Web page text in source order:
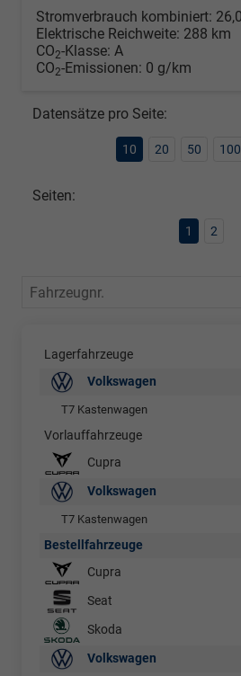
Stromverbrauch kombiniert:
Elektrische Reichweite: 288 km
CO2-Klasse: A
CO2-Emissionen: 0 g/km
Datensätze pro Seite:
10 20 50 100
Seiten:
1 2
Fahrzeugnr.
Lagerfahrzeuge
Volkswagen
T7 Kastenwagen
Vorlauffahrzeuge
Cupra
Volkswagen
T7 Kastenwagen
Bestellfahrzeuge
Cupra
Seat
Skoda
Volkswagen